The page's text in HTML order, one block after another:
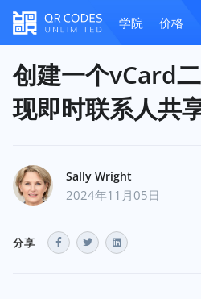
学院 价格
创建一个vCard
现即时联系人共
Sally Wright
2024年11月05日
分享